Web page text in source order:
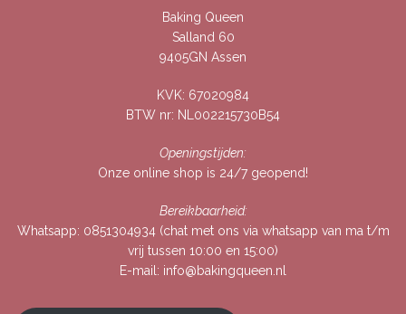
Baking Queen
Salland 60
9405GN Assen
KVK: 67020984
BTW nr: NL002215730B54
Openingstijden:
Onze online shop is 24/7 geopend!
Bereikbaarheid:
Whatsapp: 0851304934(chat met ons via whatsapp van ma t/m
vrij tussen 10:00 en 15:00)
E-mail: info@bakingqueen.nl